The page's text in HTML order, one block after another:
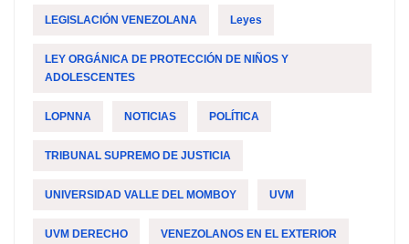
LEGISLACIÓN VENEZOLANA Leyes
LEY ORGÁNICA DE PROTECCIÓN DE NIÑOS Y
ADOLESCENTES
LOPNNA NOTICIAS POLÍTICA
TRIBUNAL SUPREMO DE JUSTICIA
UNIVERSIDAD VALLE DEL MOMBOY UVM
UVM DERECHO VENEZOLANOS EN EL EXTERIOR